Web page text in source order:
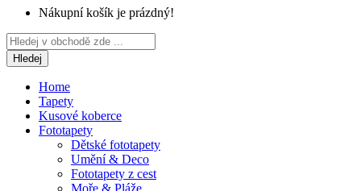
Nákupní košík je prázdný!
Hledej
Home
Tapety
Kusové koberce
Fototapety
Dětské fototapety
Umění & Deco
Fototapety z cest
Moře & Pláže